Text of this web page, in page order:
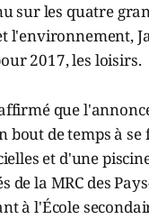
sur les quatre
l'environnement,
2017, les loisirs.
que
bout de temps à
et d'une
de la MRC des
à l'École